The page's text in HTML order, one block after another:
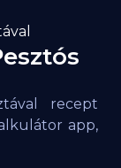
recept
app,